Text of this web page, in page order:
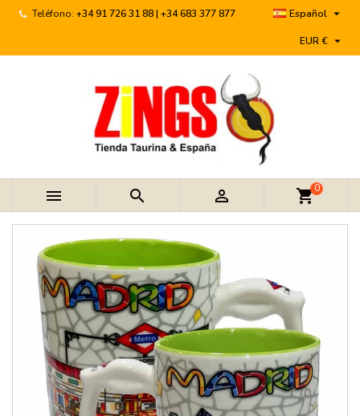
Teléfono: +34 91 726 31 88 | +34 683 377 877 Español 
EUR € 
   shopping_cart0